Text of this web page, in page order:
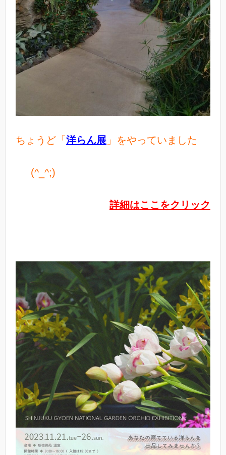
ちょうど「洋らん展 」をやっていました
(^_^;)
詳細はここをクリック